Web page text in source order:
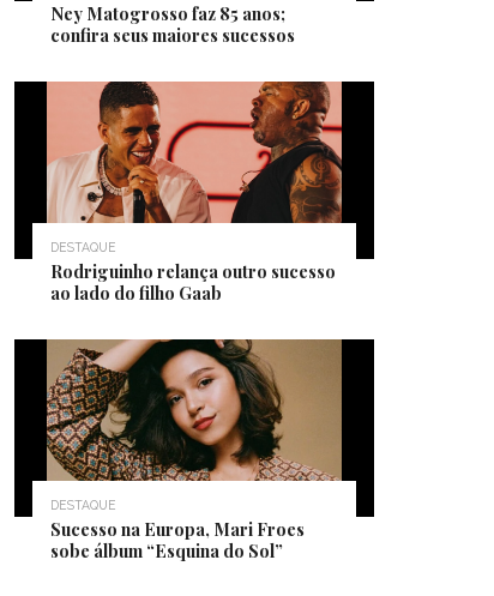
Ney Matogrosso faz 85 anos;
confira seus maiores sucessos
DESTAQUE
Rodriguinho relança outro sucesso
ao lado do filho Gaab
DESTAQUE
Sucesso na Europa, Mari Froes
sobe álbum “Esquina do Sol”